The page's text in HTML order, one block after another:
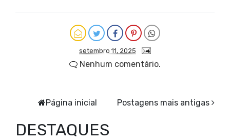
setembro 11, 2025
Nenhum comentário.
Postagens mais antigas
Página inicial
DESTAQUES